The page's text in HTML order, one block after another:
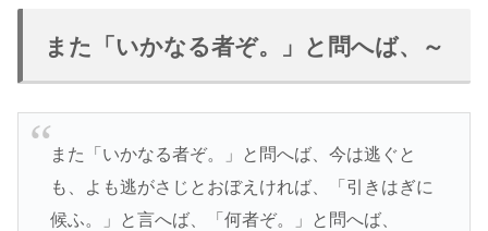
また「いかなる者ぞ。」と問へば、～
また「いかなる者ぞ。」と問へば、今は逃ぐと
も、よも逃がさじとおぼえければ、「引きはぎに
候ふ。」と言へば、「何者ぞ。」と問へば、